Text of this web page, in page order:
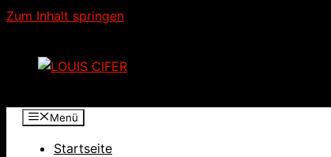
Zum Inhalt springen
Menü
Startseite